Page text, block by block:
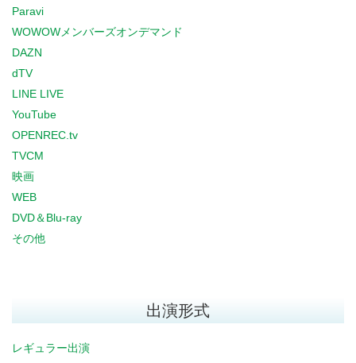
Paravi
WOWOWメンバーズオンデマンド
DAZN
dTV
LINE LIVE
YouTube
OPENREC.tv
TVCM
映画
WEB
DVD＆Blu-ray
その他
出演形式
レギュラー出演